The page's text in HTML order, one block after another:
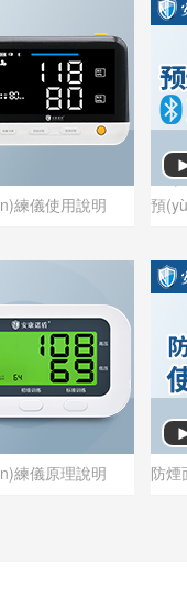
練儀使用說明
練儀使用說明
練儀原理說明
練儀原理說明